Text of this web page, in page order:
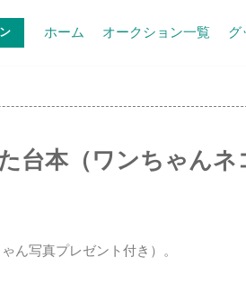
ホーム オークション一覧 グ
台本（ワンちゃん
ん写真プレゼント付き）。